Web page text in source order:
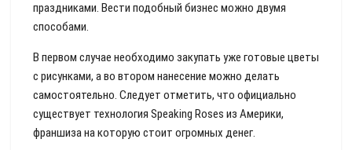
праздниками. Вести подобный бизнес можно двумя
способами.
В первом случае необходимо закупать уже готовые цветы
с рисунками, а во втором нанесение можно делать
самостоятельно. Следует отметить, что официально
существует технология Speaking Roses из Америки,
франшиза на которую стоит огромных денег.